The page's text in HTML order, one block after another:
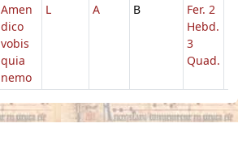
Amen
dico
vobis
quia
nemo
L A B
Fer. 2
Hebd.
3
Quad.